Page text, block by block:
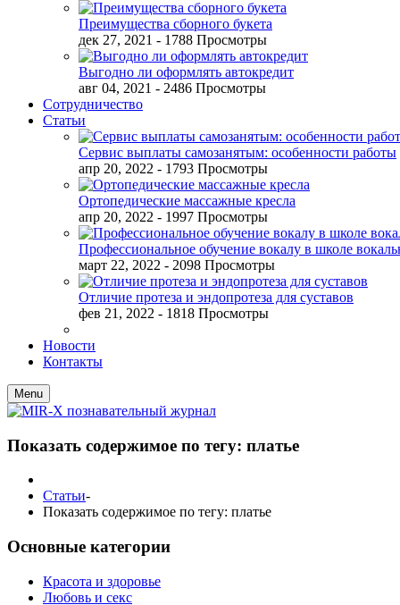
Преимущества сборного букета
дек 27, 2021 - 1788 Просмотры
Выгодно ли оформлять автокредит
авг 04, 2021 - 2486 Просмотры
Сотрудничество
Статьи
Сервис выплаты самозанятым: особенности работы
апр 20, 2022 - 1793 Просмотры
Ортопедические массажные кресла
апр 20, 2022 - 1997 Просмотры
Профессиональное обучение вокалу в школе
март 22, 2022 - 2098 Просмотры
Отличие протеза и эндопротеза для суставов
фев 21, 2022 - 1818 Просмотры
Новости
Контакты
Menu
Показать содержимое по тегу: платье
Статьи-
Показать содержимое по тегу: платье
Основные категории
Красота и здоровье
Любовь и секс